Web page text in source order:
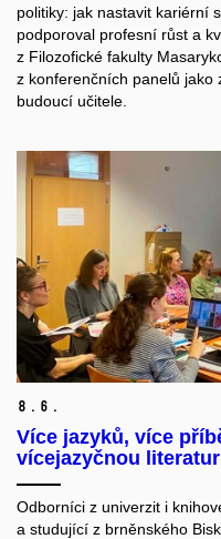
politiky: jak nastavit kariérní
podporoval profesní růst a
z Filozofické fakulty
z konferenčních panelů jako
budoucí učitele.
8. 6.
Více jazyků, více
vícejazyčnou
Odborníci z univerzit i
a studující z brněnského